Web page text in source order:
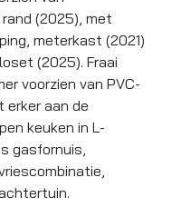
(2025), met
meterkast (2021)
(2025). Fraai
voorzien van PVC-
erker aan de
keuken in L-
gasfornuis,